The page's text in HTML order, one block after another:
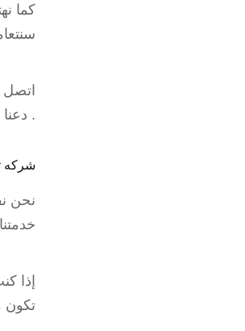
كما
اتصل
.
شركه
نحن
إذا
تكون